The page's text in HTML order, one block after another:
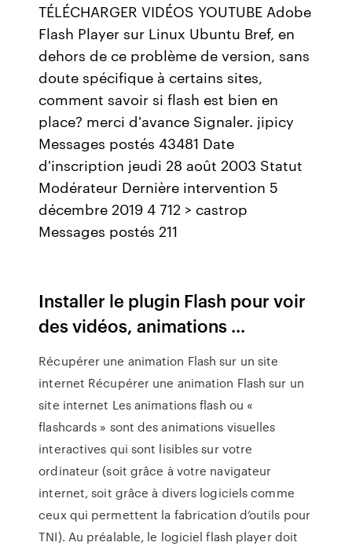
TÉLÉCHARGER VIDÉOS YOUTUBE Adobe
Flash Player sur Linux Ubuntu Bref, en
dehors de ce problème de version, sans
doute spécifique à certains sites,
comment savoir si flash est bien en
place? merci d'avance Signaler. jipicy
Messages postés 43481 Date
d'inscription jeudi 28 août 2003 Statut
Modérateur Dernière intervention 5
décembre 2019 4 712 > castrop
Messages postés 211
Installer le plugin Flash pour voir
des vidéos, animations ...
Récupérer une animation Flash sur un site
internet Récupérer une animation Flash sur un
site internet Les animations flash ou «
flashcards » sont des animations visuelles
interactives qui sont lisibles sur votre
ordinateur (soit grâce à votre navigateur
internet, soit grâce à divers logiciels comme
ceux qui permettent la fabrication d’outils pour
TNI). Au préalable, le logiciel flash player doit